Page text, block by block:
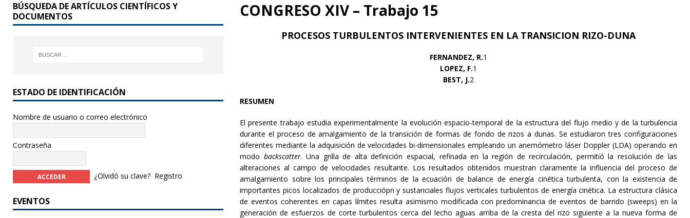
CONGRESO XIV – Trabajo 15
PROCESOS TURBULENTOS INTERVENIENTES EN LA TRANSICION RIZO-DUNA
FERNANDEZ, R.1
LOPEZ, F.1
BEST, J.2
RESUMEN
El presente trabajo estudia experimentalmente la evolución espacio-temporal de la estructura del flujo medio y de la turbulencia
durante el proceso de amalgamiento de la transición de formas de fondo de rizos a dunas. Se estudiaron tres configuraciones
diferentes mediante la adquisición de velocidades bi-dimensionales empleando un anemómetro láser Doppler (LDA) operando en
modo backscatter. Una grilla de alta definición espacial, refinada en la región de recirculación, permitió la resolución de las
alteraciones al campo de velocidades resultante. Los resultados obtenidos muestran claramente la influencia del proceso de
amalgamiento sobre los principales términos de la ecuación de balance de energía cinética turbulenta, con la existencia de
importantes picos localizados de producciópn y sustanciales flujos verticales turbulentos de energía cinética. La estructura clásica
de eventos coherentes en capas límites resulta asimismo modificada con predominancia de eventos de barrido (sweeps) en la
generación de esfuerzos de corte turbulentos cerca del lecho aguas arriba de la cresta del rizo siguiente a la nueva forma de
BÚSQUEDA DE ARTÍCULOS CIENTÍFICOS Y
DOCUMENTOS
ESTADO DE IDENTIFICACIÓN
Nombre de usuario o correo electrónico
Contraseña
¿Olvidó su clave? Registro
EVENTOS